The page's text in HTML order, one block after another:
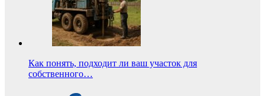
Как понять, подходит ли ваш участок для
собственного…